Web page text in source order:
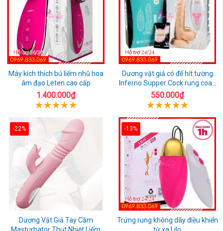
Máy kích thích bú liếm nhũ hoa
âm đạo Leten cao cấp
1.400.000₫
Dương vật giả có đế hít tường
Inferno Supper Cock rung coay
7 chế độ
550.000₫
-22%
Dương Vật Giả Tay Cầm
Masturbator Thụt Nhiệt Liếm
-13%
Trứng rung không dây điều khiển
từ xa Lilo